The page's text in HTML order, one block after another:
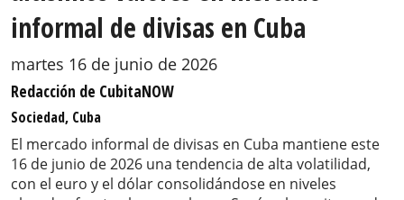
informal de divisas en Cuba
martes 16 de junio de 2026
Redacción de CubitaNOW
Sociedad, Cuba
El mercado informal de divisas en Cuba mantiene este
16 de junio de 2026 una tendencia de alta volatilidad,
con el euro y el dólar consolidándose en niveles